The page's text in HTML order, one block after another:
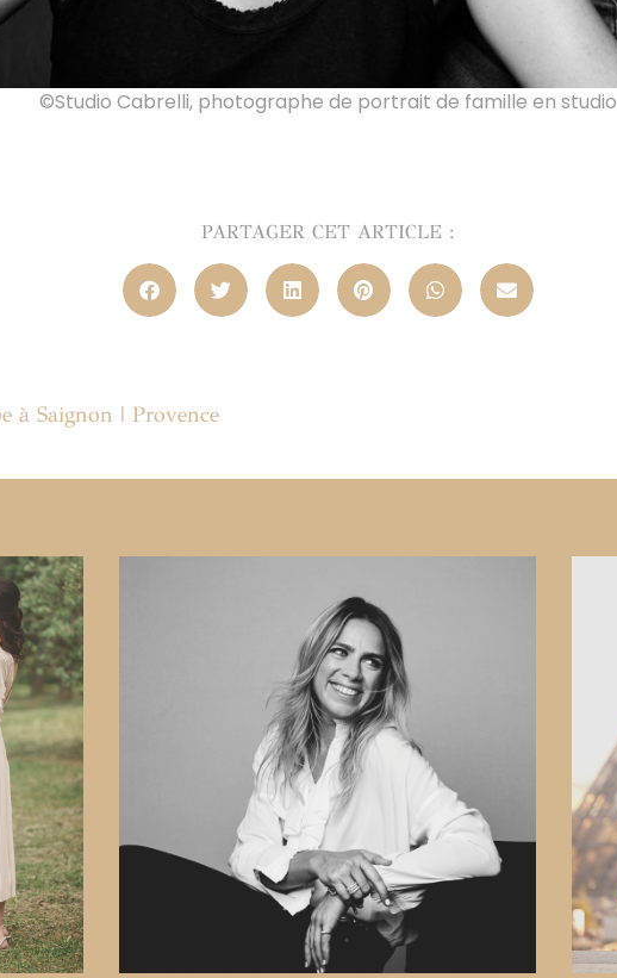
©Studio Cabrelli, photographe de portrait de famille en studio
PARTAGER CET ARTICLE :
à Saignon | Provence